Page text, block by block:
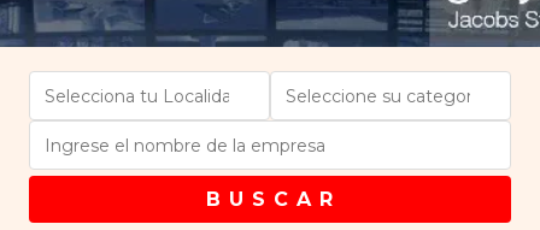
B U S C A R